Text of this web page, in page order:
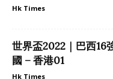
Hk Times
世界盃2022｜巴西16
國 – 香港01
Hk Times